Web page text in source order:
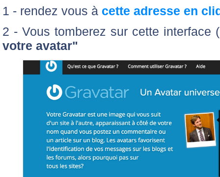
1 - rendez vous à cette adresse en
2 - Vous tomberez sur cette
votre avatar"